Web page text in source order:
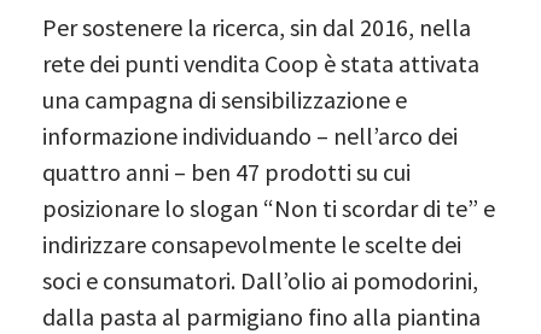
Per sostenere la ricerca, sin dal 2016, nella
rete dei punti vendita Coop è stata attivata
una campagna di sensibilizzazione e
informazione individuando – nell’arco dei
quattro anni – ben 47 prodotti su cui
posizionare lo slogan “Non ti scordar di te” e
indirizzare consapevolmente le scelte dei
soci e consumatori. Dall’olio ai pomodorini,
dalla pasta al parmigiano fino alla piantina